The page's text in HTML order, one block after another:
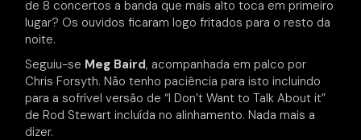
de 8 concertos a banda que mais alto toca em primeiro
lugar? Os ouvidos ficaram logo fritados para o resto da
noite.
Seguiu-se Meg Baird, acompanhada em palco por
Chris Forsyth. Não tenho paciência para isto incluindo
para a sofrível versão de “I Don’t Want to Talk About it”
de Rod Stewart incluída no alinhamento. Nada mais a
dizer.